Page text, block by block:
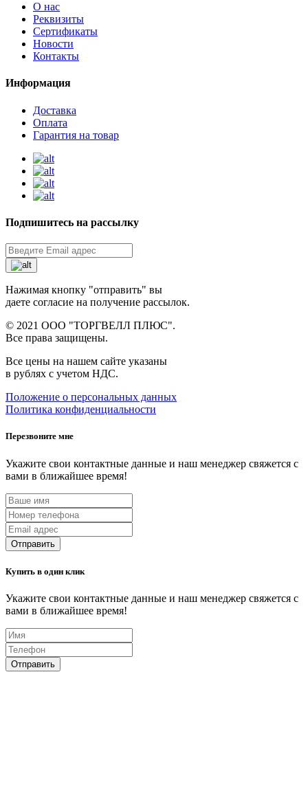
О нас
Реквизиты
Сертификаты
Новости
Контакты
Информация
Доставка
Оплата
Гарантия на товар
Подпишитесь на рассылку
Нажимая кнопку "отправить" вы
даете согласие на получение рассылок.
© 2021 ООО "ТОРГВЕЛЛ ПЛЮС".
Все права защищены.
Все цены на нашем сайте указаны
в рублях с учетом НДС.
Положение о персональных данных
Политика конфиденциальности
Перезвоните мне
Укажите свои контактные данные и наш менеджер свяжется с
вами в ближайшее время!
Отправить
Купить в один клик
Укажите свои контактные данные и наш менеджер свяжется с
вами в ближайшее время!
Отправить